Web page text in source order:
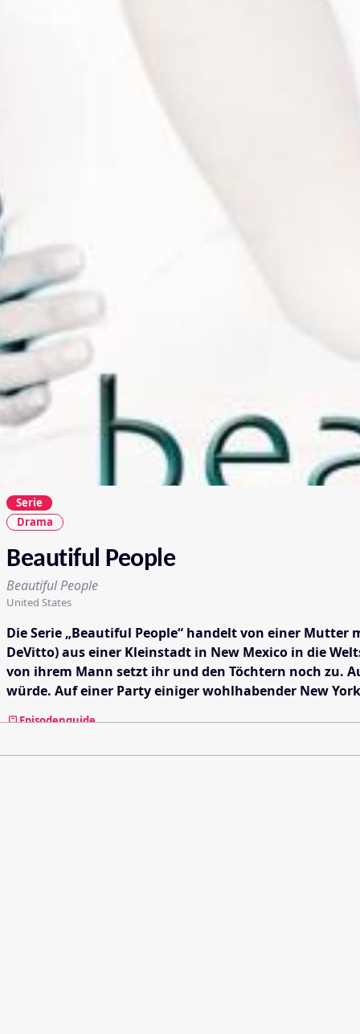
Serie
Drama
Beautiful People
Beautiful People
United States
Die Serie „Beautiful People“ handelt von einer
DeVitto) aus einer Kleinstadt in New Mexico in die
von ihrem Mann setzt ihr und den Töchtern noch zu.
würde. Auf einer Party einiger wohlhabender New
Episodenguide